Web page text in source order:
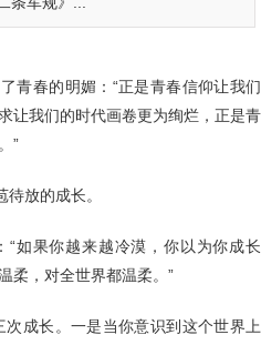
春的明媚：“正是青春信仰让我们
让我们的时代画卷更为绚烂，正是青
”
放的成长。
“如果你越来越冷漠，你以为你成长
柔，对全世界都温柔。”
次成长。一是当你意识到这个世界上